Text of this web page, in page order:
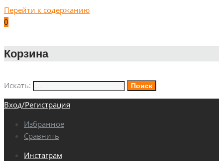
Перейти к содержанию
0
Корзина
Искать: Поиск
Вход/Регистрация
Избранное
Сравнить
Инстаграм